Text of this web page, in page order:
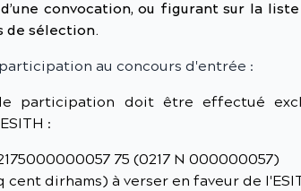
convocation, ou figurant sur la
de sélection.
au concours d'entrée :
participation doit être effectué
:
75 (0217 N 000000057)
dirhams) à verser en faveur de